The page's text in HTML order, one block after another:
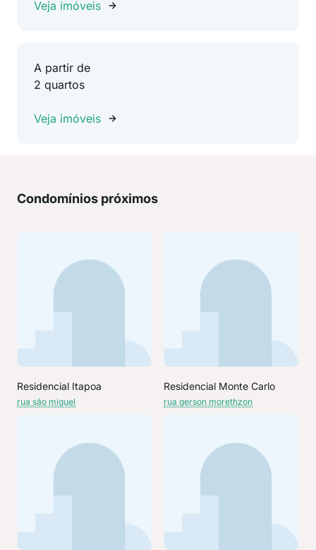
Veja imóveis
A partir de
2 quartos
Veja imóveis
Condomínios próximos
Residencial Itapoa
rua são miguel
Residencial Monte Carlo
rua gerson morethzon